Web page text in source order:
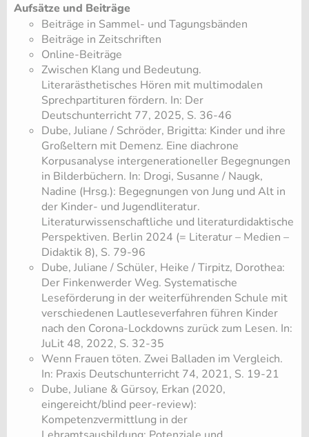
Aufsätze und Beiträge
Beiträge in Sammel- und Tagungsbänden
Beiträge in Zeitschriften
Online-Beiträge
​Zwischen Klang und Bedeutung.
Literarästhetisches Hören mit multimodalen
Sprechpartituren fördern. In: Der
Deutschunterricht 77, 2025, S. 36-46
​Dube, Juliane / Schröder, Brigitta: Kinder und ihre
Großeltern mit Demenz. Eine diachrone
Korpusanalyse intergenerationeller Begegnungen
in Bilderbüchern. In: Drogi, Susanne / Naugk,
Nadine (Hrsg.): Begegnungen von Jung und Alt in
der Kinder- und Jugendliteratur.
Literaturwissenschaftliche und literaturdidaktische
Perspektiven. Berlin 2024 (= Literatur – Medien –
Didaktik 8), S. 79-96
​Dube, Juliane / Schüler, Heike / Tirpitz, Dorothea:
Der Finkenwerder Weg. Systematische
Leseförderung in der weiterführenden Schule mit
verschiedenen Lautleseverfahren führen Kinder
nach den Corona-Lockdowns zurück zum Lesen. In:
JuLit 48, 2022, S. 32-35
​Wenn Frauen töten. Zwei Balladen im Vergleich.
In: Praxis Deutschunterricht 74, 2021, S. 19-21
Dube, Juliane & Gürsoy, Erkan (2020,
eingereicht/blind peer-review):
Kompetenzvermittlung in der